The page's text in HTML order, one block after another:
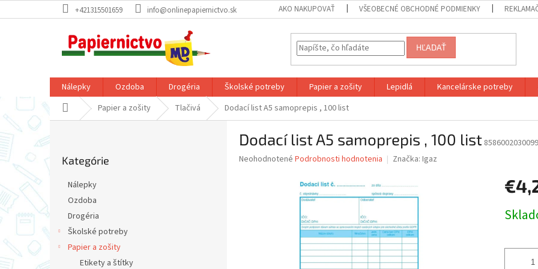
na
+421315501659 info@onlinepapiernictvo.sk AKO NAKUPOVAŤ VŠEOBECNÉ OBCHODNÉ PODMIENKY
HĽADAŤ
Nálepky Ozdoba Drogéria Školské potreby Papier a zošity Lepidlá Kancelárske potreby
DomovPapier a zošity Tlačivá Dodací list A5 samoprepis , 100 list
o
kategórie
Kategórie
Nálepky
Ozdoba
Drogéria
Školské potreby
Papier a zošity
Etikety a štítky
Dodací list A5 samoprepis , 100 list 8586002030099
Priemerné
Neohodnotené Podrobnosti hodnotenia Značka: Igaz
cena: